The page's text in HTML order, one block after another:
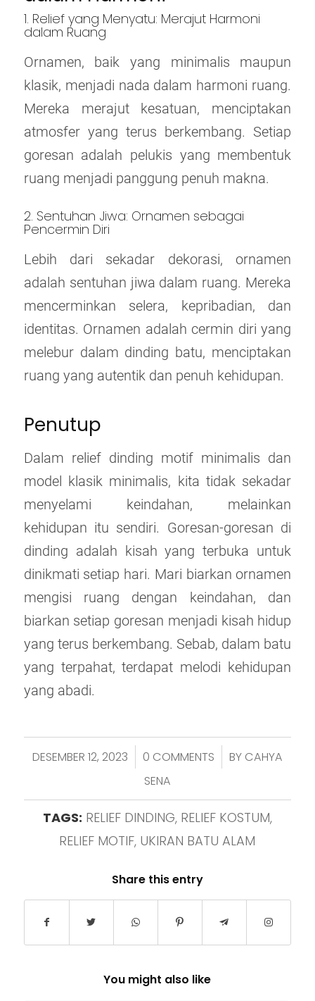
1. Relief yang Menyatu: Merajut Harmoni
dalam Ruang
Ornamen, baik yang minimalis maupun
klasik, menjadi nada dalam harmoni ruang.
Mereka merajut kesatuan, menciptakan
atmosfer yang terus berkembang. Setiap
goresan adalah pelukis yang membentuk
ruang menjadi panggung penuh makna.
2. Sentuhan Jiwa: Ornamen sebagai
Pencermin Diri
Lebih dari sekadar dekorasi, ornamen
adalah sentuhan jiwa dalam ruang. Mereka
mencerminkan selera, kepribadian, dan
identitas. Ornamen adalah cermin diri yang
melebur dalam dinding batu, menciptakan
ruang yang autentik dan penuh kehidupan.
Penutup
Dalam relief dinding motif minimalis dan
model klasik minimalis, kita tidak sekadar
menyelami keindahan, melainkan
kehidupan itu sendiri. Goresan-goresan di
dinding adalah kisah yang terbuka untuk
dinikmati setiap hari. Mari biarkan ornamen
mengisi ruang dengan keindahan, dan
biarkan setiap goresan menjadi kisah hidup
yang terus berkembang. Sebab, dalam batu
yang terpahat, terdapat melodi kehidupan
yang abadi.
DESEMBER 12, 2023
/ 0 COMMENTS
/ BY CAHYA
SENA
TAGS: RELIEF DINDING, RELIEF KOSTUM,
RELIEF MOTIF, UKIRAN BATU ALAM
Share this entry
You might also like